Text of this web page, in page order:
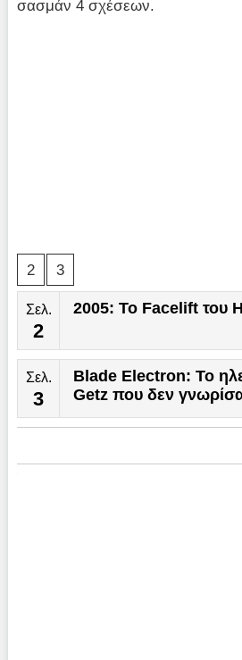
σασμάν 4 σχέσεων.
2 3
Σελ.
2
2005: Το Facelift του
Σελ.
3
Blade Electron: Το
Getz που δεν